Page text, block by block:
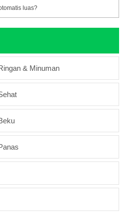
luas?
& Minuman